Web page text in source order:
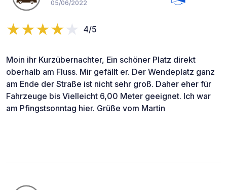
05/06/2022
4/5
Moin ihr Kurzübernachter, Ein schöner Platz direkt
oberhalb am Fluss. Mir gefällt er. Der Wendeplatz ganz
am Ende der Straße ist nicht sehr groß. Daher eher für
Fahrzeuge bis Vielleicht 6,00 Meter geeignet. Ich war
am Pfingstsonntag hier. Grüße vom Martin